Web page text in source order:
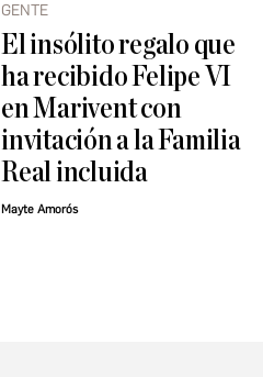
GENTE
El insólito regalo que
ha recibido Felipe VI
en Marivent con
invitación a la Familia
Real incluida
Mayte Amorós